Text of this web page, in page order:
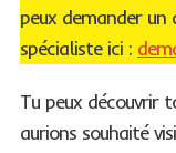
peux demander un
spécialiste ici :
Tu peux découvrir
aurions souhaité